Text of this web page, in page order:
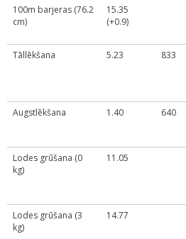
100m barjeras (76.2
cm)
15.35
(+0.9)
Tāllēkšana 5.23 833
Augstlēkšana 1.40 640
Lodes grūšana (0
kg)
11.05
Lodes grūšana (3
kg)
14.77